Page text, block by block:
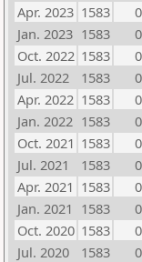
Apr. 2023 1583 0
Jan. 2023 1583 0
Oct. 2022 1583 0
Jul. 2022
1583 0
Apr. 2022 1583 0
Jan. 2022 1583 0
Oct. 2021 1583 0
Jul. 2021
1583 0
Apr. 2021 1583 0
Jan. 2021 1583 0
Oct. 2020 1583 0
Jul. 2020
1583 0